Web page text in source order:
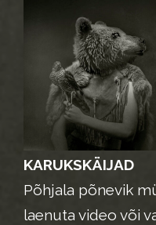
KARUKSKÄIJAD
Põhjala põnevik
laenuta video või